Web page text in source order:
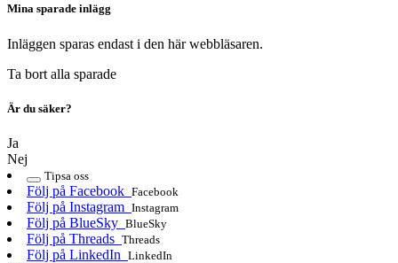
Mina sparade inlägg
Inläggen sparas endast i den här webbläsaren.
Ta bort alla sparade
Är du säker?
Ja
Nej
Tipsa oss
Följ på Facebook Facebook
Följ på Instagram Instagram
Följ på BlueSky BlueSky
Följ på Threads Threads
Följ på LinkedIn LinkedIn